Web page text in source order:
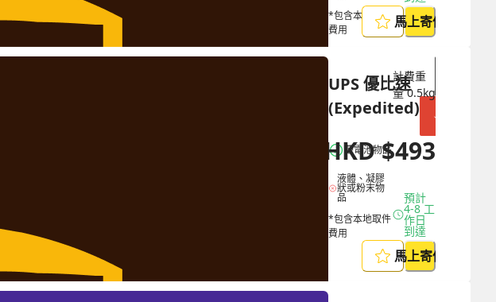
*包含本地取件
費用
馬上寄件
UPS 優比速
(Expedited)
帶電池物品
液體、凝膠
狀或粉末物
品
*包含本地取件
費用
計費重
量 0.5kg
HKD$493
預計
4-8 工
作日
到達
馬上寄件